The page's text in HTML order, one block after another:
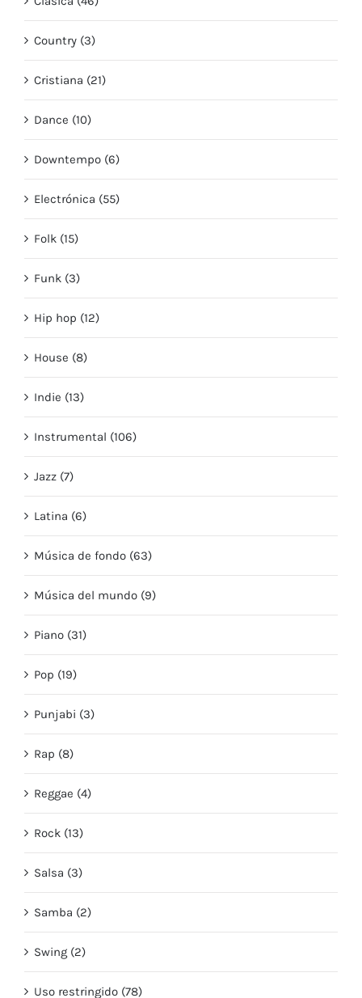
Country (3)
Cristiana (21)
Dance (10)
Downtempo (6)
Electrónica (55)
Folk (15)
Funk (3)
Hip hop (12)
House (8)
Indie (13)
Instrumental (106)
Jazz (7)
Latina (6)
Música de fondo (63)
Música del mundo (9)
Piano (31)
Pop (19)
Punjabi (3)
Rap (8)
Reggae (4)
Rock (13)
Salsa (3)
Samba (2)
Swing (2)
Uso restringido (78)